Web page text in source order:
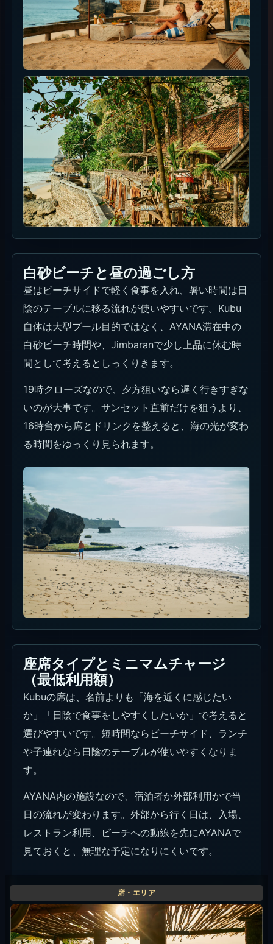
白砂ビーチと昼の過ごし方
昼はビーチサイドで軽く食事を入れ、暑い時間は日
陰のテーブルに移る流れが使いやすいです。Kubu
自体は大型プール目的ではなく、AYANA滞在中の
白砂ビーチ時間や、Jimbaranで少し上品に休む時
間として考えるとしっくりきます。
19時クローズなので、夕方狙いなら遅く行きすぎな
いのが大事です。サンセット直前だけを狙うより、
16時台から席とドリンクを整えると、海の光が変わ
る時間をゆっくり見られます。
座席タイプとミニマムチャージ
（最低利用額）
Kubuの席は、名前よりも「海を近くに感じたい
か」「日陰で食事をしやすくしたいか」で考えると
選びやすいです。短時間ならビーチサイド、ランチ
や子連れなら日陰のテーブルが使いやすくなりま
す。
AYANA内の施設なので、宿泊者か外部利用かで当
日の流れが変わります。外部から行く日は、入場、
レストラン利用、ビーチへの動線を先にAYANAで
見ておくと、無理な予定になりにくいです。